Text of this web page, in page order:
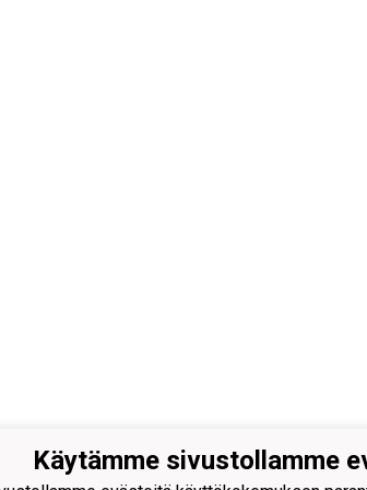
Pallo -47 ry
Käytämme sivustollamme